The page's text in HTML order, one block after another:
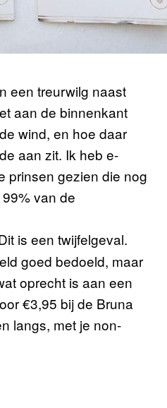
een treurwilg naast
aan de binnenkant
wind, en hoe daar
aan zit. Ik heb e-
prinsen gezien die nog
van de
is een twijfelgeval.
goed bedoeld, maar
oprecht is aan een
€3,95 bij de Bruna
langs, met je non-